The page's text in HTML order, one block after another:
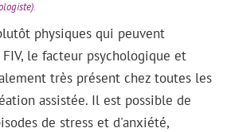
.
physiques qui peuvent
le facteur psychologique et
très présent chez toutes les
assistée. Il est possible de
de stress et d'anxiété,